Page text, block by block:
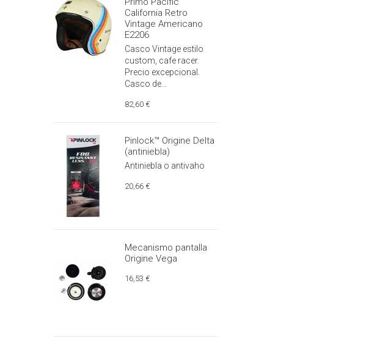
California Retro
Vintage Americano
E2206
Casco Vintage estilo
custom, cafe racer.
Precio excepcional.
Casco de...
82,60 €
Pinlock™ Origine Delta
(antiniebla)
Antiniebla o antivaho
20,66 €
Mecanismo pantalla
Origine Vega
16,53 €